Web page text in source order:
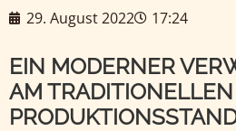
29. August 2022 17:24
EIN MODERNER
AM TRADITIONELLEN